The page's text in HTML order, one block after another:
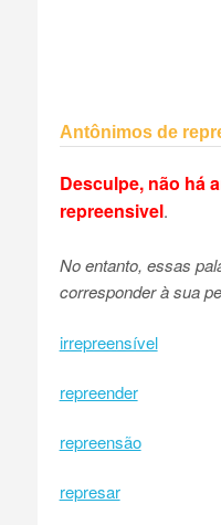
Antônimos de
Desculpe, não há
repreensivel.
No entanto, essas
corresponder à sua
irrepreensível
repreender
repreensão
represar